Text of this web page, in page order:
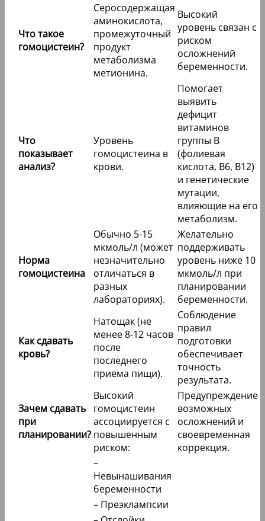
Что такое
гомоцистеин?
Серосодержащая
аминокислота,
промежуточный
продукт
метаболизма
метионина.
Высокий
уровень связан с
риском
осложнений
беременности.
Что
показывает
анализ?
Уровень
гомоцистеина в
крови.
Помогает
выявить
дефицит
витаминов
группы B
(фолиевая
кислота, B6, B12)
и генетические
мутации,
влияющие на его
метаболизм.
Норма
гомоцистеина
Обычно 5-15
мкмоль/л (может
незначительно
отличаться в
разных
лабораториях).
Желательно
поддерживать
уровень ниже 10
мкмоль/л при
планировании
беременности.
Как сдавать
кровь?
Натощак (не
менее 8-12 часов
после
последнего
приема пищи).
Соблюдение
правил
подготовки
обеспечивает
точность
результата.
Зачем сдавать
при
планировании?
Высокий
гомоцистеин
ассоциируется с
повышенным
риском:
Предупреждение
возможных
осложнений и
своевременная
коррекция.
–
Невынашивания
беременности
– Преэклампсии